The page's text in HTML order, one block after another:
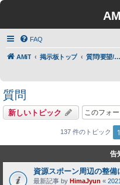
FAQ
AMiT 掲示板トップ 質問/要望/報告
質問
新しいトピック
137 件のトピック 1
告
資源スポーン周辺の整備
最新記事 by HimaJyun «